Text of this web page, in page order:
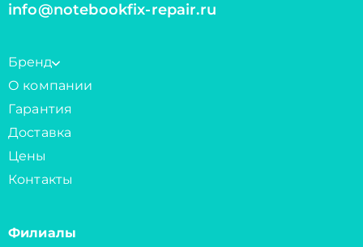
info@notebookfix-repair.ru
Бренд
О компании
Гарантия
Доставка
Цены
Контакты
Филиалы